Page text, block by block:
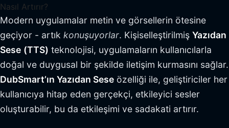
Nasıl Artırır?
Modern uygulamalar metin ve görsellerin ötesine
geçiyor - artık konuşuyorlar. Kişiselleştirilmiş Yazıdan
Sese (TTS) teknolojisi, uygulamaların kullanıcılarla
doğal ve duygusal bir şekilde iletişim kurmasını sağlar.
DubSmart’ın Yazıdan Sese özelliği ile, geliştiriciler her
kullanıcıya hitap eden gerçekçi, etkileyici sesler
oluşturabilir, bu da etkileşimi ve sadakati artırır.